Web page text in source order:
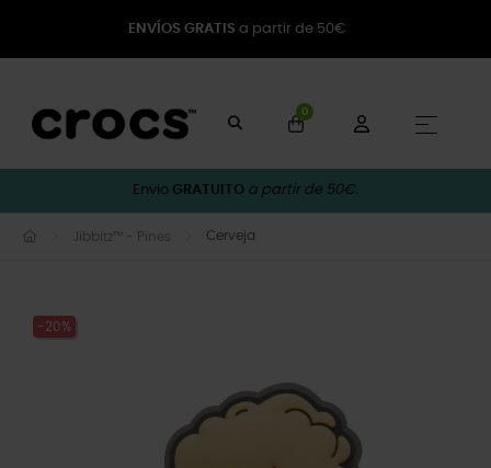
ENVÍOS GRATIS a partir de 50€
0
☰
Envio GRATUITO a partir de 50€.
Jibbitz™ - Pines Cerveja
-20%